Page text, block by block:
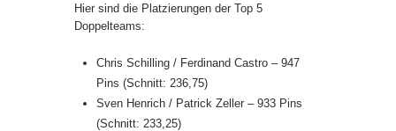
Hier sind die Platzierungen der Top 5
Doppelteams:
Chris Schilling / Ferdinand Castro – 947
Pins (Schnitt: 236,75)
Sven Henrich / Patrick Zeller – 933 Pins
(Schnitt: 233,25)